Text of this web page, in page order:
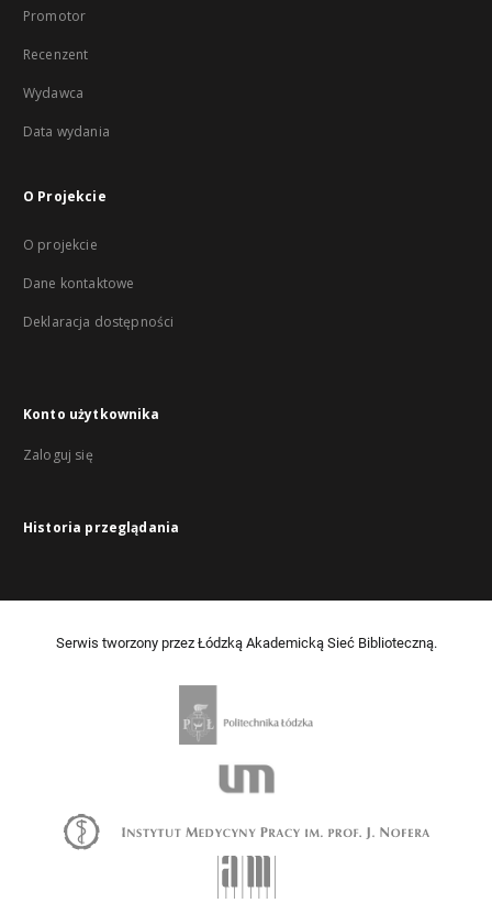
Promotor
Recenzent
Wydawca
Data wydania
O Projekcie
O projekcie
Dane kontaktowe
Deklaracja dostępności
Konto użytkownika
Zaloguj się
Historia przeglądania
Serwis tworzony przez Łódzką Akademicką Sieć Biblioteczną.